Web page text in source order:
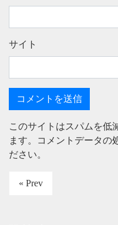
サイト
このサイトはスパムを低
ます。
コメントデータの
ださい。
« Prev